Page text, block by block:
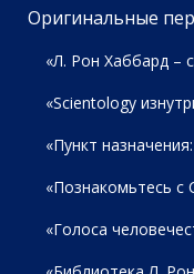
Оригинальные
«Л. Рон Хаббард –
«Scientology
«Пункт
«Познакомьтесь
«Голоса